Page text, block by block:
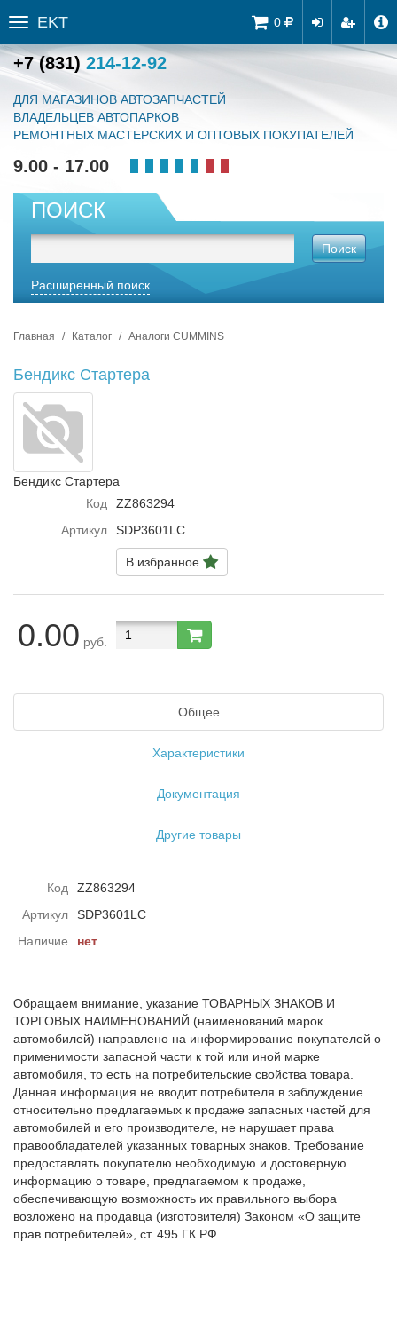
0
Toggle
sidebar
EKT
+7 (831) 214-12-92
ДЛЯ МАГАЗИНОВ АВТОЗАПЧАСТЕЙ
ВЛАДЕЛЬЦЕВ АВТОПАРКОВ
РЕМОНТНЫХ МАСТЕРСКИХ И ОПТОВЫХ ПОКУПАТЕЛЕЙ
9.00 - 17.00
ПОИСК
Поиск
Расширенный поиск
Главная Каталог Аналоги CUMMINS
Бендикс Стартера
Бендикс Стартера
Код
ZZ863294
Артикул
SDP3601LC
В избранное
0.00 руб.
Общее
Характеристики
Документация
Другие товары
Код
ZZ863294
Артикул
SDP3601LC
Наличие
нет
Обращаем внимание, указание ТОВАРНЫХ ЗНАКОВ И
ТОРГОВЫХ НАИМЕНОВАНИЙ (наименований марок
автомобилей) направлено на информирование покупателей о
применимости запасной части к той или иной марке
автомобиля, то есть на потребительские свойства товара.
Данная информация не вводит потребителя в заблуждение
относительно предлагаемых к продаже запасных частей для
автомобилей и его производителе, не нарушает права
правообладателей указанных товарных знаков. Требование
предоставлять покупателю необходимую и достоверную
информацию о товаре, предлагаемом к продаже,
обеспечивающую возможность их правильного выбора
возложено на продавца (изготовителя) Законом «О защите
прав потребителей», ст. 495 ГК РФ.